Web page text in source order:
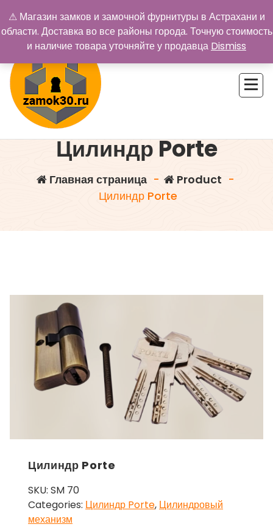
содержимому
Цилиндр Porte
Главная страница - Product -
Цилиндр Porte
Цилиндр Porte
SKU: SM 70
Categories: Цилиндр Porte, Цилиндровый
механизм
⚠ Магазин замков и замочной фурнитуры в Астрахани и
области. Доставка во все районы города. Точную стоимость
и наличие товара уточняйте у продавца Dismiss